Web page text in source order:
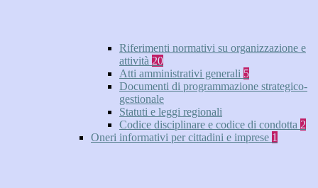
Riferimenti normativi su organizzazione e
attività 20
Atti amministrativi generali 5
Documenti di programmazione strategico-
gestionale
Statuti e leggi regionali
Codice disciplinare e codice di condotta 2
Oneri informativi per cittadini e imprese 1